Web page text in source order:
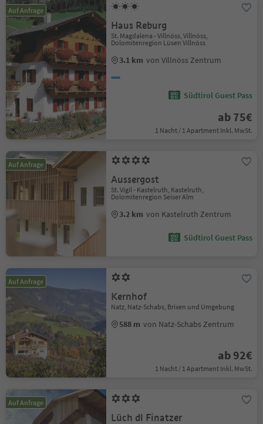
Auf Anfrage
Haus Reburg
St. Magdalena - Villnöss, Villnöss,
Dolomitenregion Lüsen Villnöss
3.1 km von Villnöss Zentrum
Südtirol Guest Pass
ab 75€
1 Nacht / 1 Apartment Inkl. MwSt.
Auf Anfrage
Aussergost
St. Vigil - Kastelruth, Kastelruth,
Dolomitenregion Seiser Alm
3.2 km von Kastelruth Zentrum
Südtirol Guest Pass
Auf Anfrage
Kernhof
Natz, Natz-Schabs, Brixen und Umgebung
588 m von Natz-Schabs Zentrum
ab 92€
1 Nacht / 1 Apartment Inkl. MwSt.
Auf Anfrage
Lüch dl Finatzer